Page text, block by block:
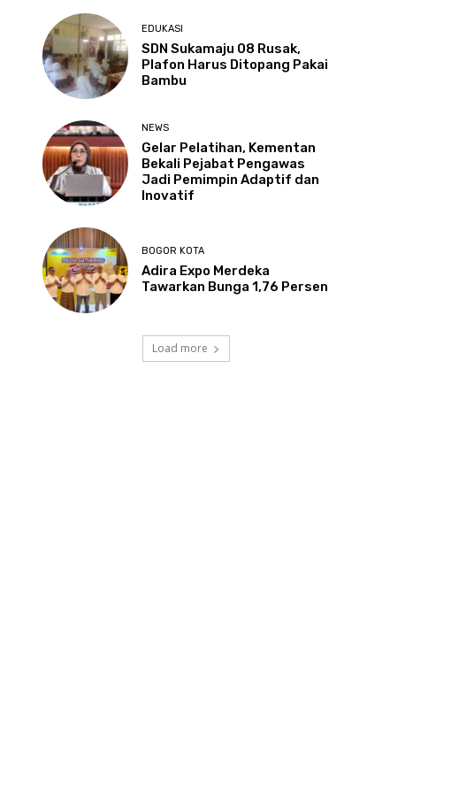
EDUKASI
SDN Sukamaju 08 Rusak,
Plafon Harus Ditopang Pakai
Bambu
NEWS
Gelar Pelatihan, Kementan
Bekali Pejabat Pengawas
Jadi Pemimpin Adaptif dan
Inovatif
BOGOR KOTA
Adira Expo Merdeka
Tawarkan Bunga 1,76 Persen
Load more